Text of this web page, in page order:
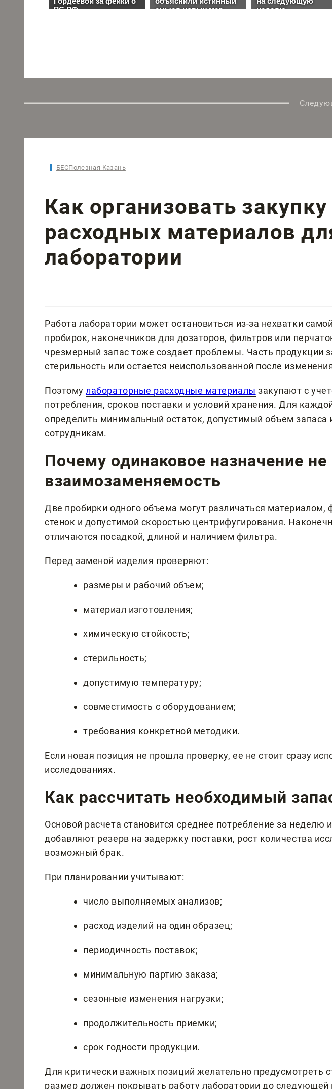
БЕСПолезная Казань
Как организовать закупку
расходных материалов
лаборатории
Работа лаборатории может остановиться из-за нехватки
пробирок, наконечников для дозаторов, фильтров или
чрезмерный запас тоже создает проблемы. Часть продукции
стерильность или остается неиспользованной после
Поэтомулабораторные расходные материалы закупают с
потребления, сроков поставки и условий хранения. Для
определить минимальный остаток, допустимый объем запаса
сотрудникам.
Почему одинаковое назначение не
взаимозаменяемость
Две пробирки одного объема могут различаться
стенок и допустимой скоростью центрифугирования.
отличаются посадкой, длиной и наличием фильтра.
Перед заменой изделия проверяют:
размеры и рабочий объем;
материал изготовления;
химическую стойкость;
стерильность;
допустимую температуру;
совместимость с оборудованием;
требования конкретной методики.
Если новая позиция не прошла проверку, ее не стоит сразу
исследованиях.
Как рассчитать необходимый
Основой расчета становится среднее потребление за неделю
добавляют резерв на задержку поставки, рост количества
возможный брак.
При планировании учитывают:
число выполняемых анализов;
расход изделий на один образец;
периодичность поставок;
минимальную партию заказа;
сезонные изменения нагрузки;
продолжительность приемки;
срок годности продукции.
Для критически важных позиций желательно предусмотреть
размер должен покрывать работу лаборатории до следующей